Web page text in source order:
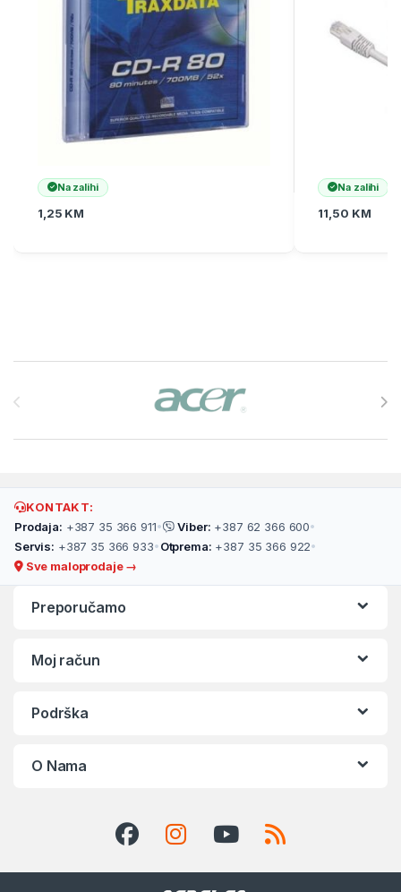
Na zalihi
1,25 KM
Na zalihi
11,50 KM
KONTAKT:
Prodaja: +387 35 366 911• Viber: +387 62 366 600•
Servis: +387 35 366 933• Otprema: +387 35 366 922•
Sve maloprodaje →
Preporučamo
Moj račun
Podrška
O Nama